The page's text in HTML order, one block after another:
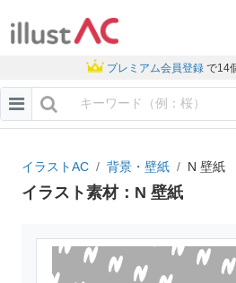
プレミアム会員登録 で14
イラストAC 背景・壁紙 N 壁紙
イラスト素材：N 壁紙